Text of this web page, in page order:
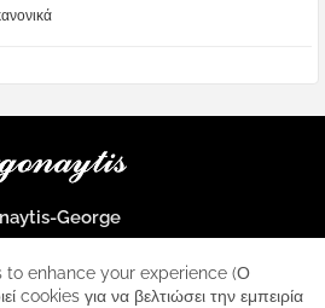
George
για κάθε iphone
to enhance your experience (Ο
cookies για να βελτιώσει την εμπειρία